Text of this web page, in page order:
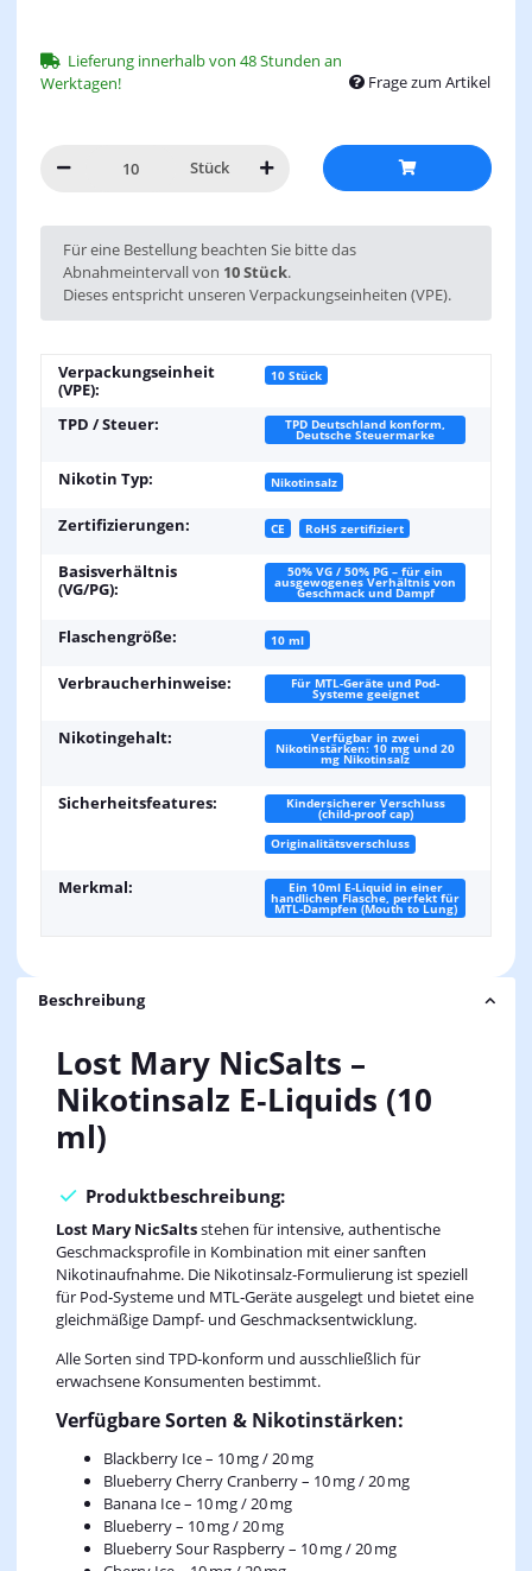
Lieferung innerhalb von 48 Stunden an
Werktagen!
Frage zum Artikel
Stück
x
Für eine Bestellung beachten Sie bitte das
Abnahmeintervall von 10 Stück.
Dieses entspricht unseren Verpackungseinheiten (VPE).
Verpackungseinheit
(VPE):
10 Stück
TPD / Steuer: TPD Deutschland konform,
Deutsche Steuermarke
Nikotin Typ: Nikotinsalz
Zertifizierungen: CE RoHS zertifiziert
Basisverhältnis
(VG/PG):
50% VG / 50% PG – für ein
ausgewogenes Verhältnis von
Geschmack und Dampf
Flaschengröße: 10 ml
Verbraucherhinweise: Für MTL-Geräte und Pod-
Systeme geeignet
Nikotingehalt: Verfügbar in zwei
Nikotinstärken: 10 mg und 20
mg Nikotinsalz
Sicherheitsfeatures: Kindersicherer Verschluss
(child-proof cap)
Originalitätsverschluss
Merkmal: Ein 10ml E-Liquid in einer
handlichen Flasche, perfekt für
MTL-Dampfen (Mouth to Lung)
Beschreibung
Lost Mary NicSalts –
Nikotinsalz E‑Liquids (10
ml)
Produktbeschreibung:
Lost Mary NicSaltsstehen für intensive, authentische
Geschmacksprofile in Kombination mit einer sanften
Nikotinaufnahme. Die Nikotinsalz‑Formulierung ist speziell
für Pod‑Systeme und MTL‑Geräte ausgelegt und bietet eine
gleichmäßige Dampf- und Geschmacksentwicklung.
Alle Sorten sind TPD‑konform und ausschließlich für
erwachsene Konsumenten bestimmt.
Verfügbare Sorten & Nikotinstärken:
Blackberry Ice – 10 mg / 20 mg
Blueberry Cherry Cranberry – 10 mg / 20 mg
Banana Ice – 10 mg / 20 mg
Blueberry – 10 mg / 20 mg
Blueberry Sour Raspberry – 10 mg / 20 mg